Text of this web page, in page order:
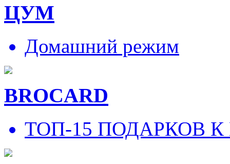
ЦУМ
Домашний режим
BROCARD
ТОП-15 ПОДАРКОВ